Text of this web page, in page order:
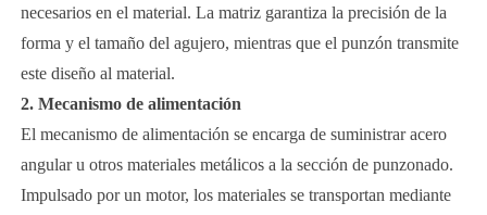
necesarios en el material. La matriz garantiza la precisión de la
forma y el tamaño del agujero, mientras que el punzón transmite
este diseño al material.
2. Mecanismo de alimentación
El mecanismo de alimentación se encarga de suministrar acero
angular u otros materiales metálicos a la sección de punzonado.
Impulsado por un motor, los materiales se transportan mediante